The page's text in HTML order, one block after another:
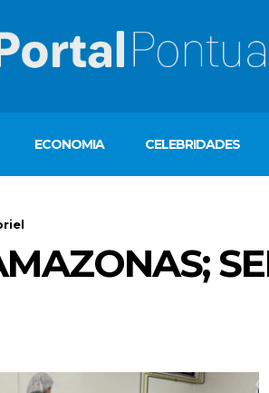
ECONOMIA CELEBRIDADES